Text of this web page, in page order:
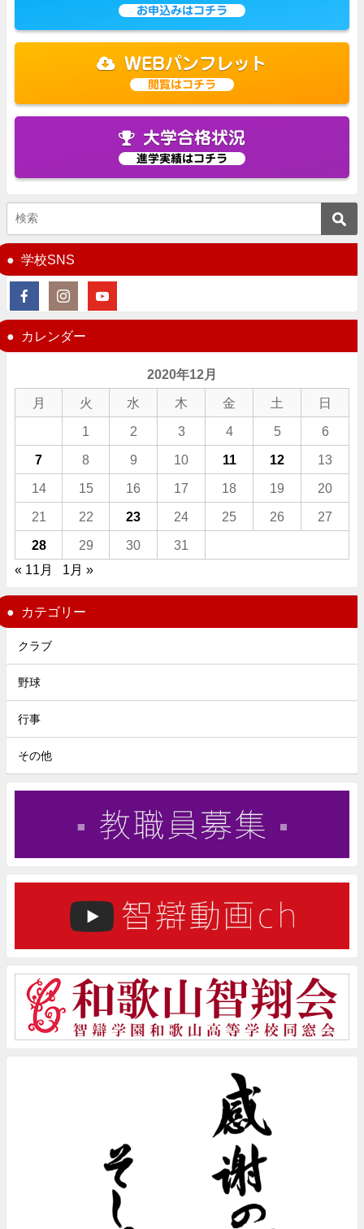
お申込みはコチラ
WEBパンフレット
閲覧はコチラ
大学合格状況
進学実績はコチラ
学校SNS
カレンダー
2020年12月
月 火 水 木 金 土 日
1 2 3 4 5 6
7 8 9 10 11 12 13
14 15 16 17 18 19 20
21 22 23 24 25 26 27
28 29 30
31
« 11月
1月 »
カテゴリー
クラブ
野球
行事
その他